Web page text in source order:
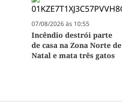
07/08/2026 às 10:55
Incêndio destrói parte
de casa na Zona Norte de
Natal e mata três gatos